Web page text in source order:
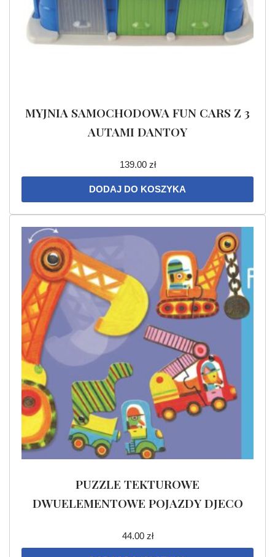
MYJNIA SAMOCHODOWA FUN CARS Z 3
AUTAMI DANTOY
139.00 zł
DODAJ DO KOSZYKA
PUZZLE TEKTUROWE
DWUELEMENTOWE POJAZDY DJECO
44.00 zł